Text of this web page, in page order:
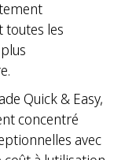
les
Quick & Easy,
concentré
avec